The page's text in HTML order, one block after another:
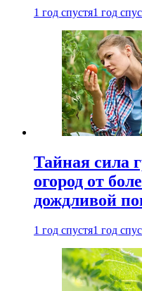
1 год спустя1 год
Тайная сила
огород от
дождливой
1 год спустя1 год